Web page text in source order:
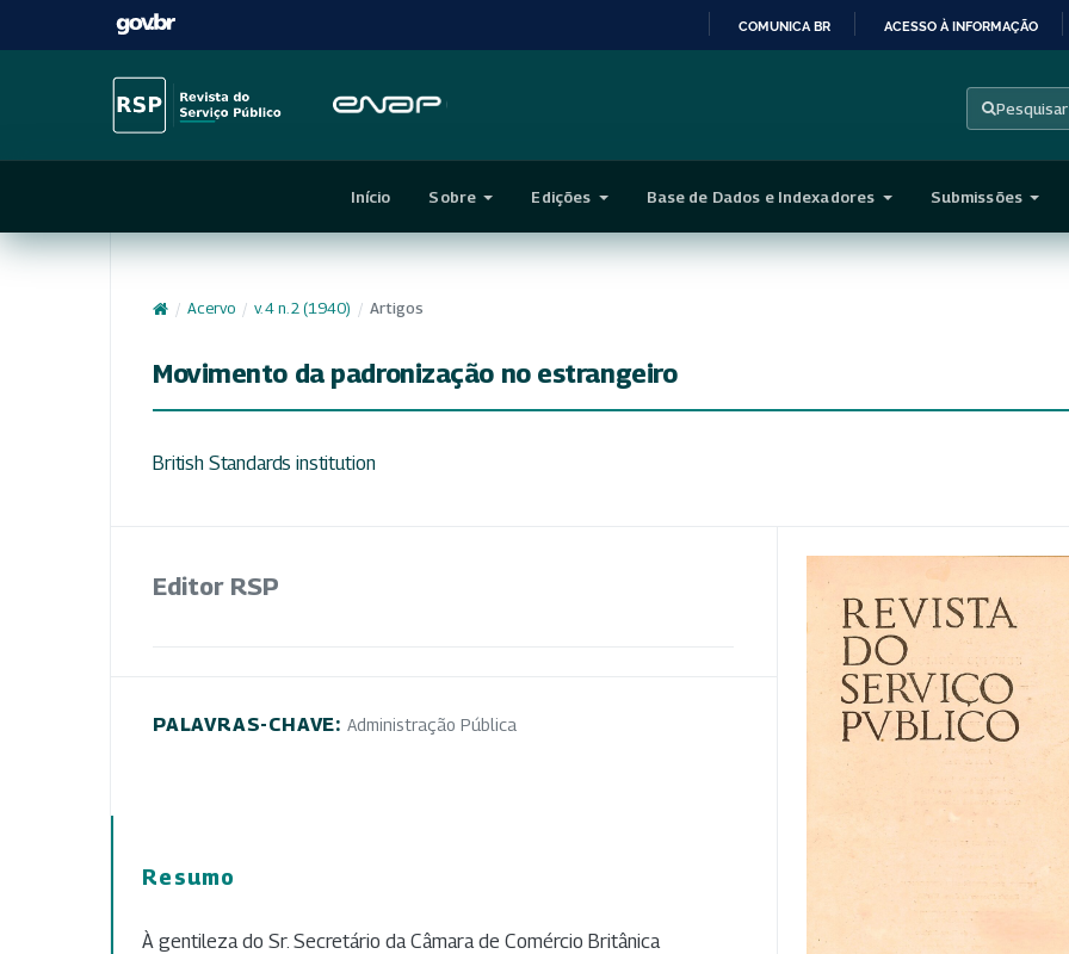
CONTEÚDO
COMUNICA BR ACESSO À INFORMAÇÃO
Pesquisar
Início Sobre Edições Base de Dados e Indexadores Submissões
/ Acervo / v. 4 n. 2 (1940) / Artigos
Movimento da padronização no estrangeiro
British Standards institution
Editor RSP
PALAVRAS-CHAVE: Administração Pública
Resumo
À gentileza do Sr. Secretário da Câmara de Comércio Britânica